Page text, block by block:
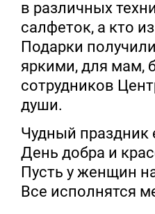
в различных
салфеток, а кто
Подарки
яркими, для мам,
сотрудников
души.
Чудный праздник
День добра и
Пусть у женщин
Все исполнятся